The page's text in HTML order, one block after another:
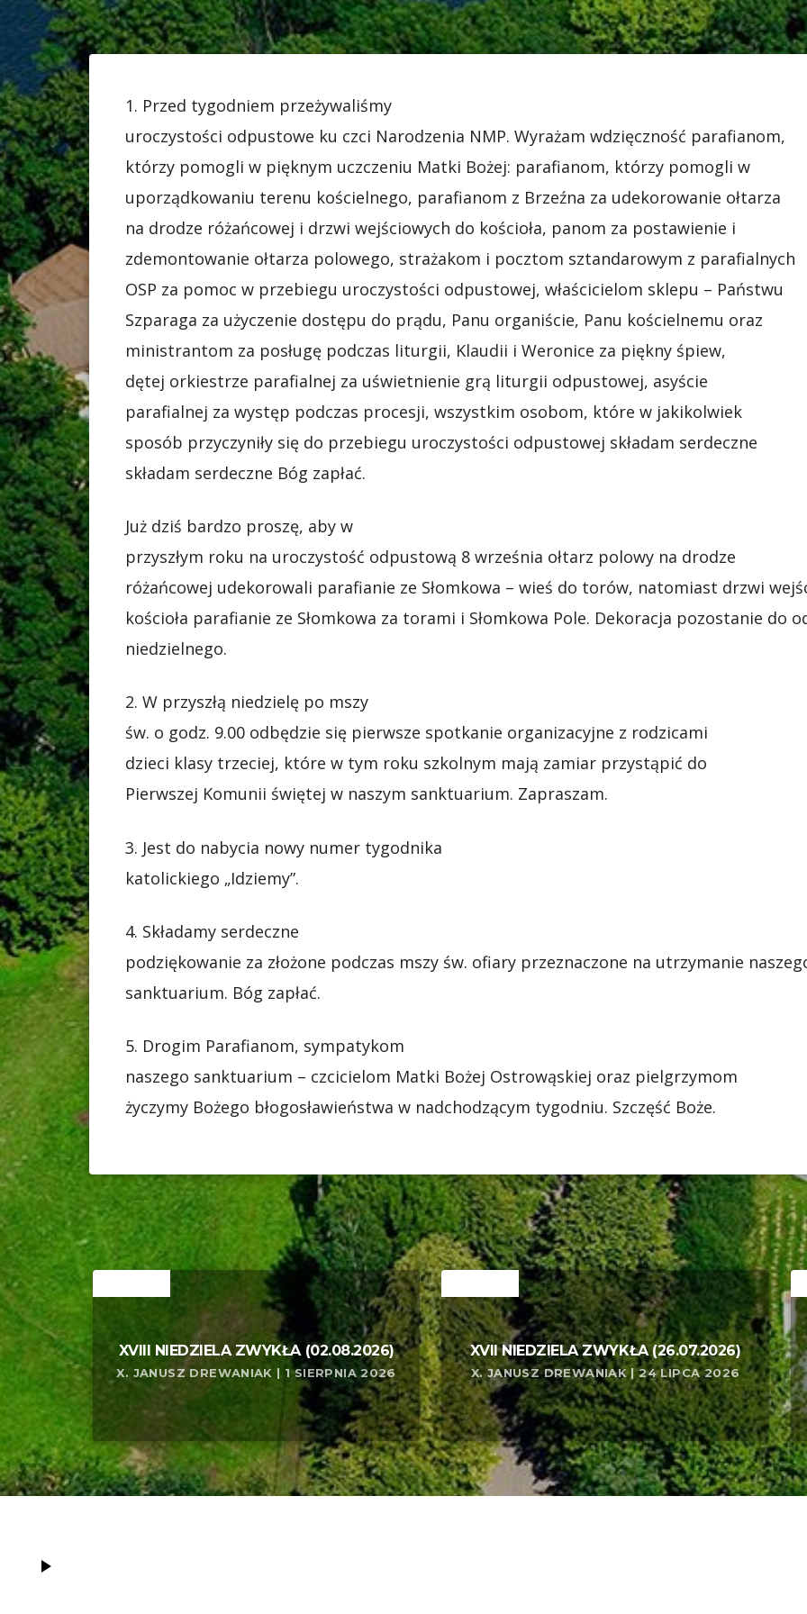
1. Przed tygodniem przeżywaliśmy
uroczystości odpustowe ku czci Narodzenia NMP. Wyrażam wdzięczność parafianom,
którzy pomogli w pięknym uczczeniu Matki Bożej: parafianom, którzy pomogli w
uporządkowaniu terenu kościelnego, parafianom z Brzeźna za udekorowanie ołtarza
na drodze różańcowej i drzwi wejściowych do kościoła, panom za postawienie i
zdemontowanie ołtarza polowego, strażakom i pocztom sztandarowym z parafialnych
OSP za pomoc w przebiegu uroczystości odpustowej, właścicielom sklepu – Państwu
Szparaga za użyczenie dostępu do prądu, Panu organiście, Panu kościelnemu oraz
ministrantom za posługę podczas liturgii, Klaudii i Weronice za piękny śpiew,
dętej orkiestrze parafialnej za uświetnienie grą liturgii odpustowej, asyście
parafialnej za występ podczas procesji, wszystkim osobom, które w jakikolwiek
sposób przyczyniły się do przebiegu uroczystości odpustowej składam serdeczne
składam serdeczne Bóg zapłać.
Już dziś bardzo proszę, aby w
przyszłym roku na uroczystość odpustową 8 września ołtarz polowy na drodze
różańcowej udekorowali parafianie ze Słomkowa – wieś do torów, natomiast drzwi
kościoła parafianie ze Słomkowa za torami i Słomkowa Pole. Dekoracja pozostanie do
niedzielnego.
2. W przyszłą niedzielę po mszy
św. o godz. 9.00 odbędzie się pierwsze spotkanie organizacyjne z rodzicami
dzieci klasy trzeciej, które w tym roku szkolnym mają zamiar przystąpić do
Pierwszej Komunii świętej w naszym sanktuarium. Zapraszam.
3. Jest do nabycia nowy numer tygodnika
katolickiego „Idziemy”.
4. Składamy serdeczne
podziękowanie za złożone podczas mszy św. ofiary przeznaczone na utrzymanie
sanktuarium. Bóg zapłać.
5. Drogim Parafianom, sympatykom
naszego sanktuarium – czcicielom Matki Bożej Ostrowąskiej oraz pielgrzymom
życzymy Bożego błogosławieństwa w nadchodzącym tygodniu. Szczęść Boże.
XVIII NIEDZIELA ZWYKŁA (02.08.2026)
X. JANUSZ DREWANIAK | 1 SIERPNIA 2026
XVII NIEDZIELA ZWYKŁA (26.07.2026)
X. JANUSZ DREWANIAK | 24 LIPCA 2026
play_arrow